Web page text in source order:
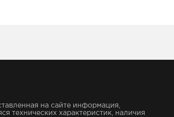
на сайте информация,
технических характеристик, наличия